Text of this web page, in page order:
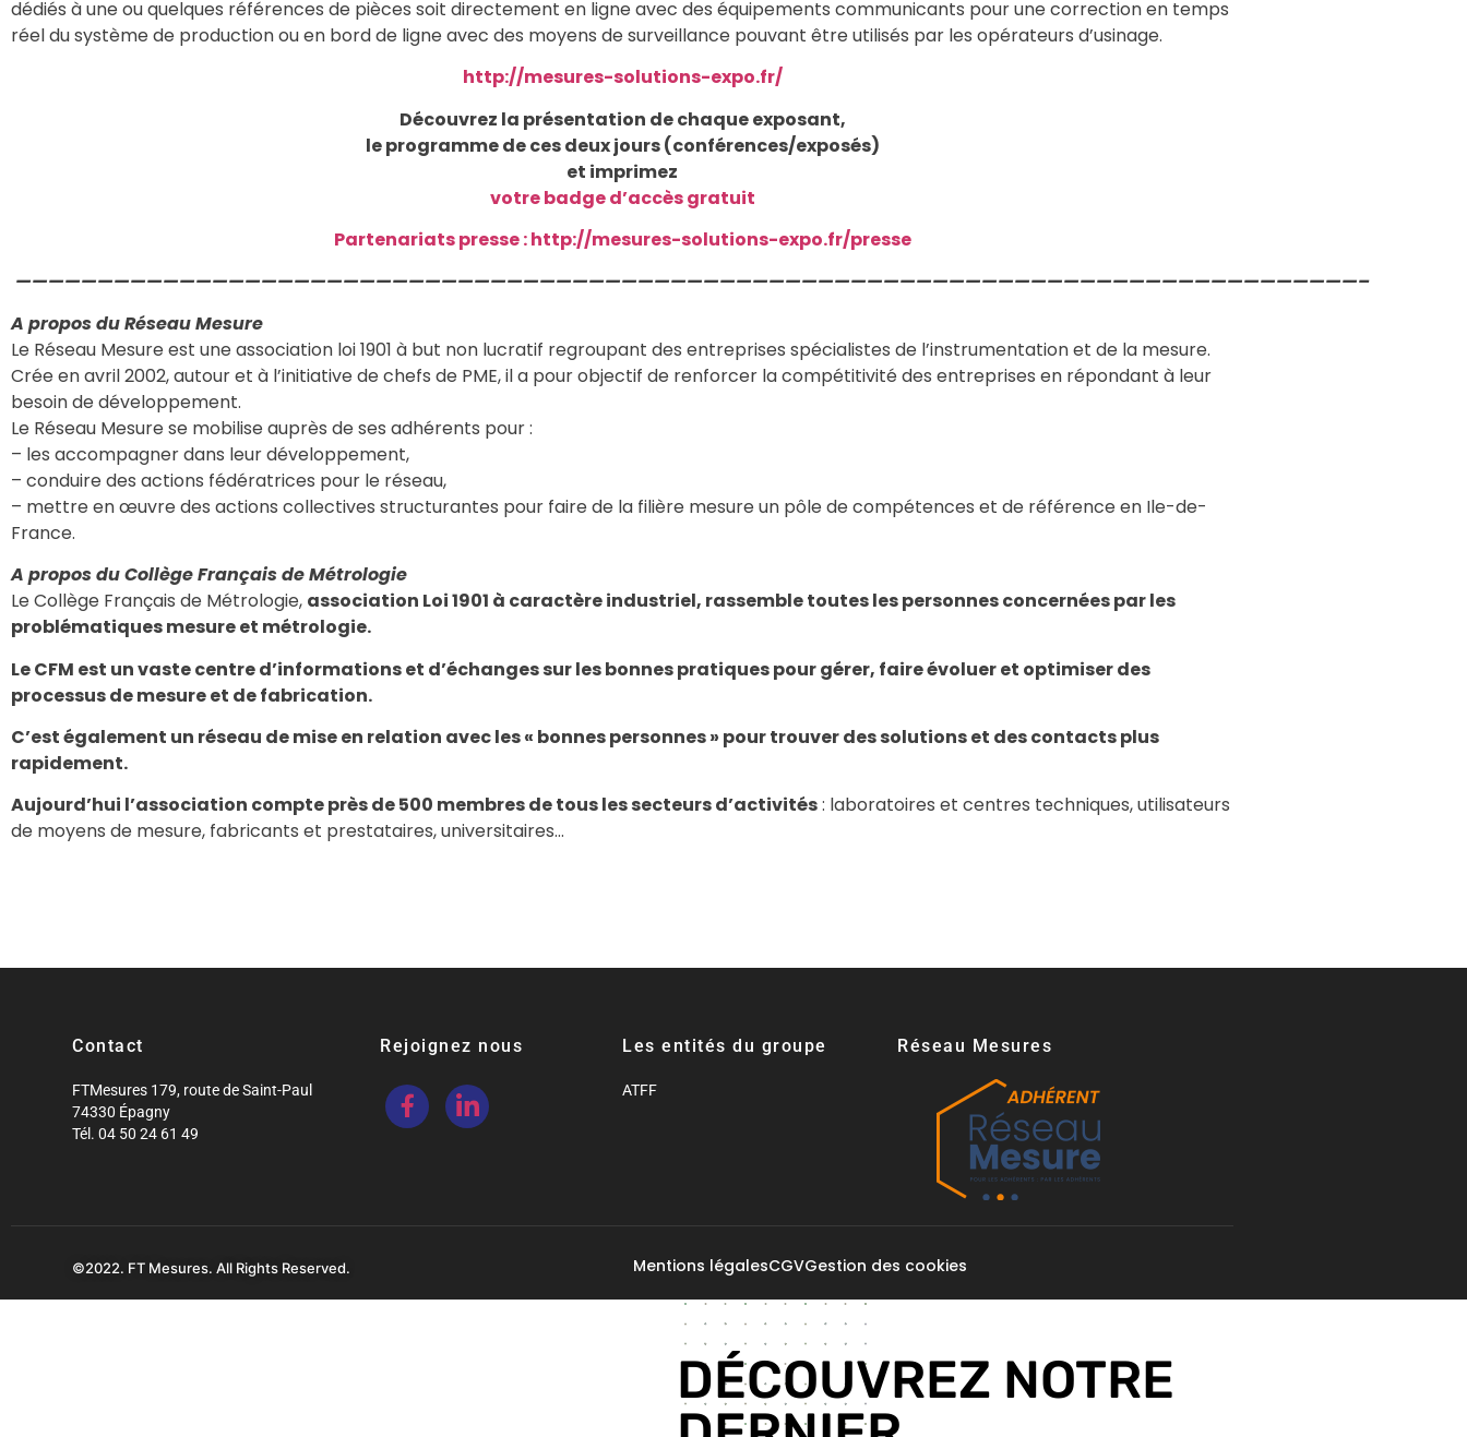
dédiés à une ou quelques références de pièces soit directement en ligne avec des équipements communicants pour une correction en temps
réel du système de production ou en bord de ligne avec des moyens de surveillance pouvant être utilisés par les opérateurs d’usinage.
http://mesures-solutions-expo.fr/
Découvrez la présentation de chaque exposant,
le programme de ces deux jours (conférences/exposés)
et imprimez
votre badge d’accès gratuit
Partenariats presse : http://mesures-solutions-expo.fr/presse
——————————————————————————————————————————————————————————————————————————————————–
A propos du Réseau Mesure
Le Réseau Mesure est une association loi 1901 à but non lucratif regroupant des entreprises spécialistes de l’instrumentation et de la mesure.
Crée en avril 2002, autour et à l’initiative de chefs de PME, il a pour objectif de renforcer la compétitivité des entreprises en répondant à leur
besoin de développement.
Le Réseau Mesure se mobilise auprès de ses adhérents pour :
– les accompagner dans leur développement,
– conduire des actions fédératrices pour le réseau,
– mettre en œuvre des actions collectives structurantes pour faire de la filière mesure un pôle de compétences et de référence en Ile-de-
France.
A propos du Collège Français de Métrologie
Le Collège Français de Métrologie, association Loi 1901 à caractère industriel, rassemble toutes les personnes concernées par les
problématiques mesure et métrologie.
Le CFM est un vaste centre d’informations et d’échanges sur les bonnes pratiques pour gérer, faire évoluer et optimiser des
processus de mesure et de fabrication.
C’est également un réseau de mise en relation avec les « bonnes personnes » pour trouver des solutions et des contacts plus
rapidement.
Aujourd’hui l’association compte près de 500 membres de tous les secteurs d’activités: laboratoires et centres techniques, utilisateurs
de moyens de mesure, fabricants et prestataires, universitaires…
Contact
FTMesures 179, route de Saint-Paul
74330 Épagny
Tél. 04 50 24 61 49
Rejoignez nous Les entités du groupe
ATFF
Réseau Mesures​
©2022. FT Mesures. All Rights Reserved. Mentions légalesCGVGestion des cookies
DÉCOUVREZ NOTRE